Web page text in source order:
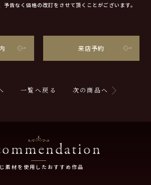
告なく価格の改訂をさせて頂くことがございます。
来店予約
一覧へ戻る 次の商品へ
素材を使用したおすすめ作品